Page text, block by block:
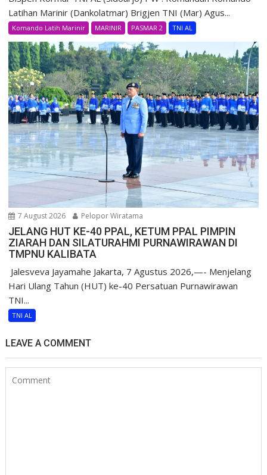
Latihan Marinir (Dankolatmar) Brigjen TNI (Mar) Agus...
Komando Latih Marinir MARINIR PASMAR 2 TNI AL
7 August 2026 Pelopor Wiratama
JELANG HUT KE-40 PPAL, KETUM PPAL PIMPIN
ZIARAH DAN SILATURAHMI PURNAWIRAWAN DI
TMPNU KALIBATA
​ Jalesveva Jayamahe Jakarta, 7 Agustus 2026,—- Menjelang
Hari Ulang Tahun (HUT) ke-40 Persatuan Purnawirawan
TNI...
TNI AL
LEAVE A COMMENT